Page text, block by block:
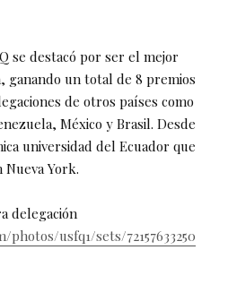
se destacó por ser el mejor
ganando un total de 8 premios
de otros países como
México y Brasil. Desde
universidad del Ecuador que
York.
delegación
usfq1/sets/72157633250